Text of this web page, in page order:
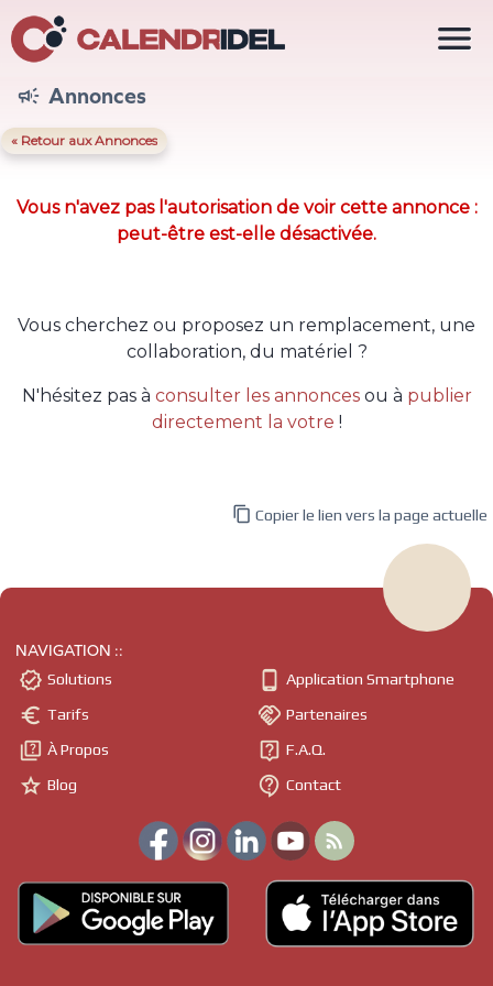
 Annonces
« Retour aux Annonces
Vous n'avez pas l'autorisation de voir cette annonce :
peut-être est-elle désactivée.
Vous cherchez ou proposez un remplacement, une
collaboration, du matériel ?
N'hésitez pas à consulter les annoncesou à publier
directement la votre !

 Copier le lien vers la page actuelle
NAVIGATION ::
 Solutions
 Tarifs
 À Propos
 Blog
 Application Smartphone
 Partenaires
 F.A.Q.
 Contact
